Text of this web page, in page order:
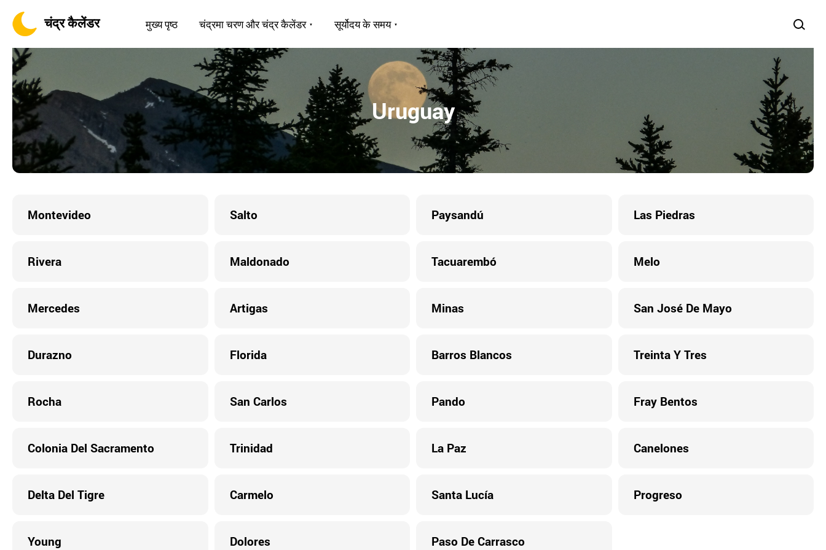
चंद्र कैलेंडर मुख्य पृष्ठ चंद्रमा चरण और चंद्र कैलेंडर सूर्योदय के समय
Uruguay
Montevideo Salto Paysandú Las Piedras
Rivera Maldonado Tacuarembó Melo
Mercedes Artigas Minas San José De Mayo
Durazno Florida Barros Blancos Treinta Y Tres
Rocha San Carlos Pando Fray Bentos
Colonia Del Sacramento Trinidad La Paz Canelones
Delta Del Tigre Carmelo Santa Lucía Progreso
Young Dolores Paso De Carrasco